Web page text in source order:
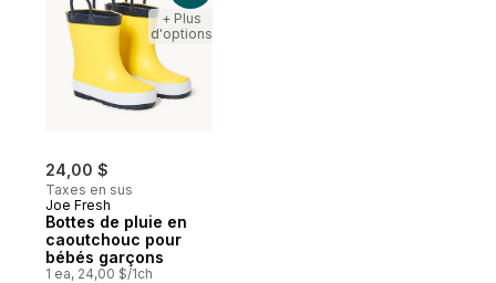
24,00 $
Taxes en sus
Joe Fresh
Bottes de pluie en
caoutchouc pour
bébés garçons
1 ea, 24,00 $/1ch
+ Plus
d'options